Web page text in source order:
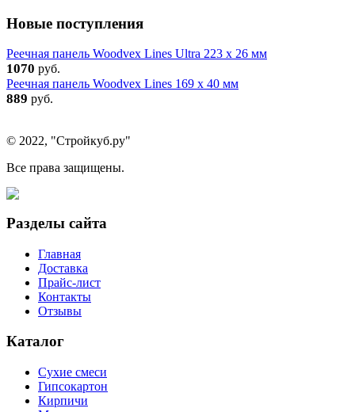
Новые поступления
Реечная панель Woodvex Lines Ultra 223 x 26 мм
1070 руб.
Реечная панель Woodvex Lines 169 x 40 мм
889 руб.
© 2022, "Стройкуб.ру"
Все права защищены.
Разделы сайта
Главная
Доставка
Прайс-лист
Контакты
Отзывы
Каталог
Сухие смеси
Гипсокартон
Кирпичи